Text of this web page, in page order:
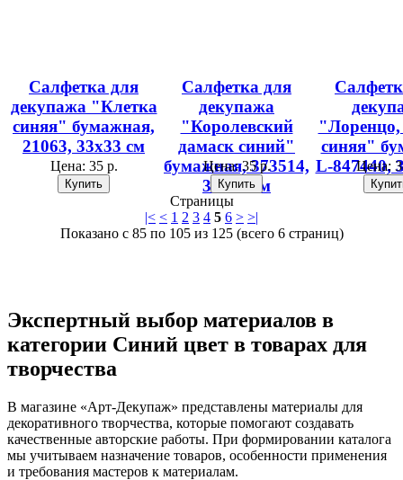
Салфетка для
декупажа "Клетка
синяя" бумажная,
21063, 33х33 см
Цена: 35 р.
Салфетка для
декупажа
"Королевский
дамаск синий"
бумажная, 373514,
33х33 см
Цена:35 р.
"Лоренцо,
синяя"
L-847440,
Цена:
Страницы
|< < 1 2 3 4 5 6 > >|
Показано с 85 по 105 из 125 (всего 6 страниц)
Экспертный выбор материалов в
категории Синий цвет в товарах для
творчества
В магазине «Арт-Декупаж» представлены материалы для
декоративного творчества, которые помогают создавать
качественные авторские работы. При формировании каталога
мы учитываем назначение товаров, особенности применения
и требования мастеров к материалам.